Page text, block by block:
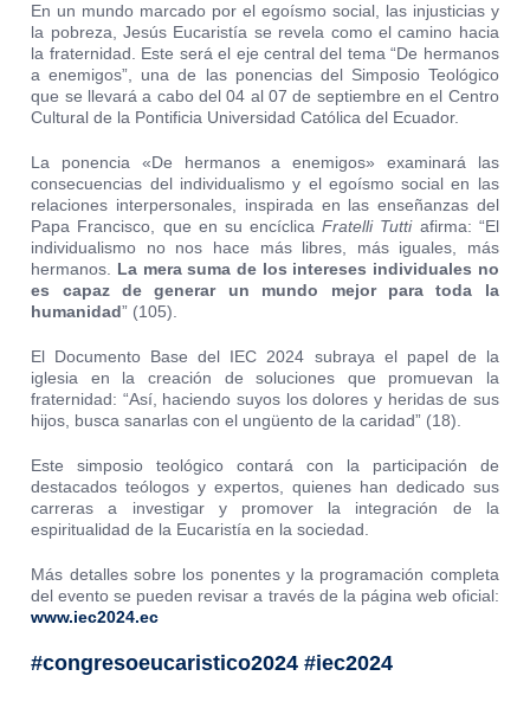
En un mundo marcado por el egoísmo social, las injusticias y
la pobreza, Jesús Eucaristía se revela como el camino hacia
la fraternidad. Este será el eje central del tema “De hermanos
a enemigos”, una de las ponencias del Simposio Teológico
que se llevará a cabo del 04 al 07 de septiembre en el Centro
Cultural de la Pontificia Universidad Católica del Ecuador.
La ponencia «De hermanos a enemigos» examinará las
consecuencias del individualismo y el egoísmo social en las
relaciones interpersonales, inspirada en las enseñanzas del
Papa Francisco, que en su encíclicaFratelli Tuttiafirma: “El
individualismo no nos hace más libres, más iguales, más
hermanos. La mera suma de los intereses individuales no
es capaz de generar un mundo mejor para toda la
humanidad” (105).
El Documento Base del IEC 2024 subraya el papel de la
iglesia en la creación de soluciones que promuevan la
fraternidad: “Así, haciendo suyos los dolores y heridas de sus
hijos, busca sanarlas con el ungüento de la caridad” (18).
Este simposio teológico contará con la participación de
destacados teólogos y expertos, quienes han dedicado sus
carreras a investigar y promover la integración de la
espiritualidad de la Eucaristía en la sociedad.
Más detalles sobre los ponentes y la programación completa
del evento se pueden revisar a través de la página web oficial:
www.iec2024.ec
#congresoeucaristico2024 #iec2024